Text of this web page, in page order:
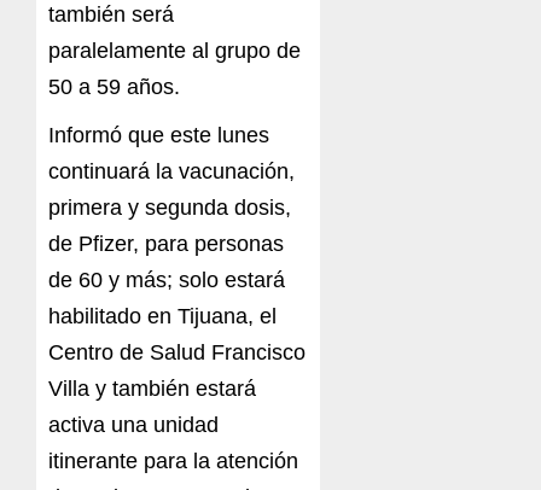
también será
paralelamente al grupo de
50 a 59 años.
Informó que este lunes
continuará la vacunación,
primera y segunda dosis,
de Pfizer, para personas
de 60 y más; solo estará
habilitado en Tijuana, el
Centro de Salud Francisco
Villa y también estará
activa una unidad
itinerante para la atención